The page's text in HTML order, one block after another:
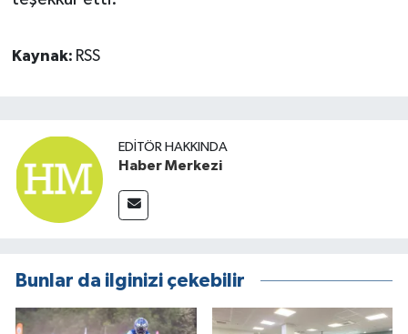
Kaynak: RSS
EDITÖR HAKKINDA
Haber Merkezi
Bunlar da ilginizi çekebilir